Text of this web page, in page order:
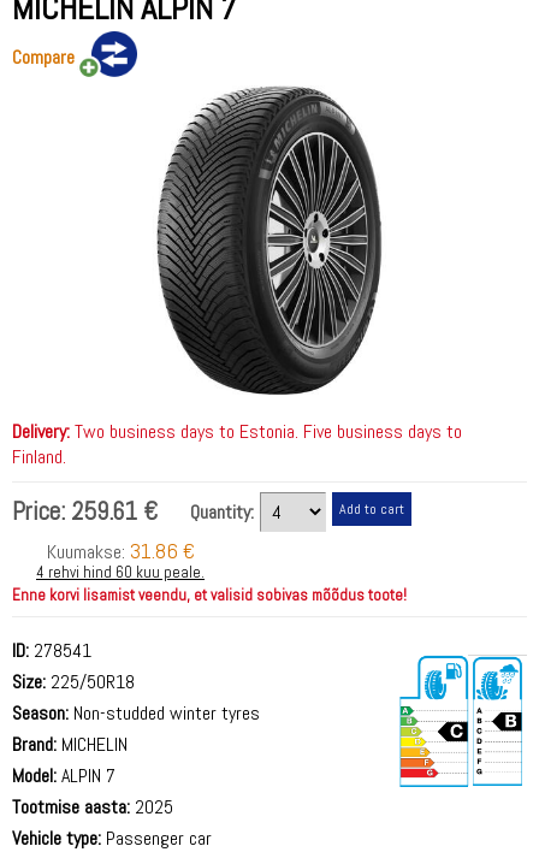
Compare
Delivery:Two business days to Estonia. Five business days to
Finland.
Price: 259.61 €
Quantity:
Kuumakse: 31.86 €
4 rehvi hind 60 kuu peale.
Enne korvi lisamist veendu, et valisid sobivas mõõdus toote!
ID: 278541
Size: 225/50R18
Season: Non-studded winter tyres
Brand: MICHELIN
Model:ALPIN 7
Tootmise aasta: 2025
Vehicle type: Passenger car